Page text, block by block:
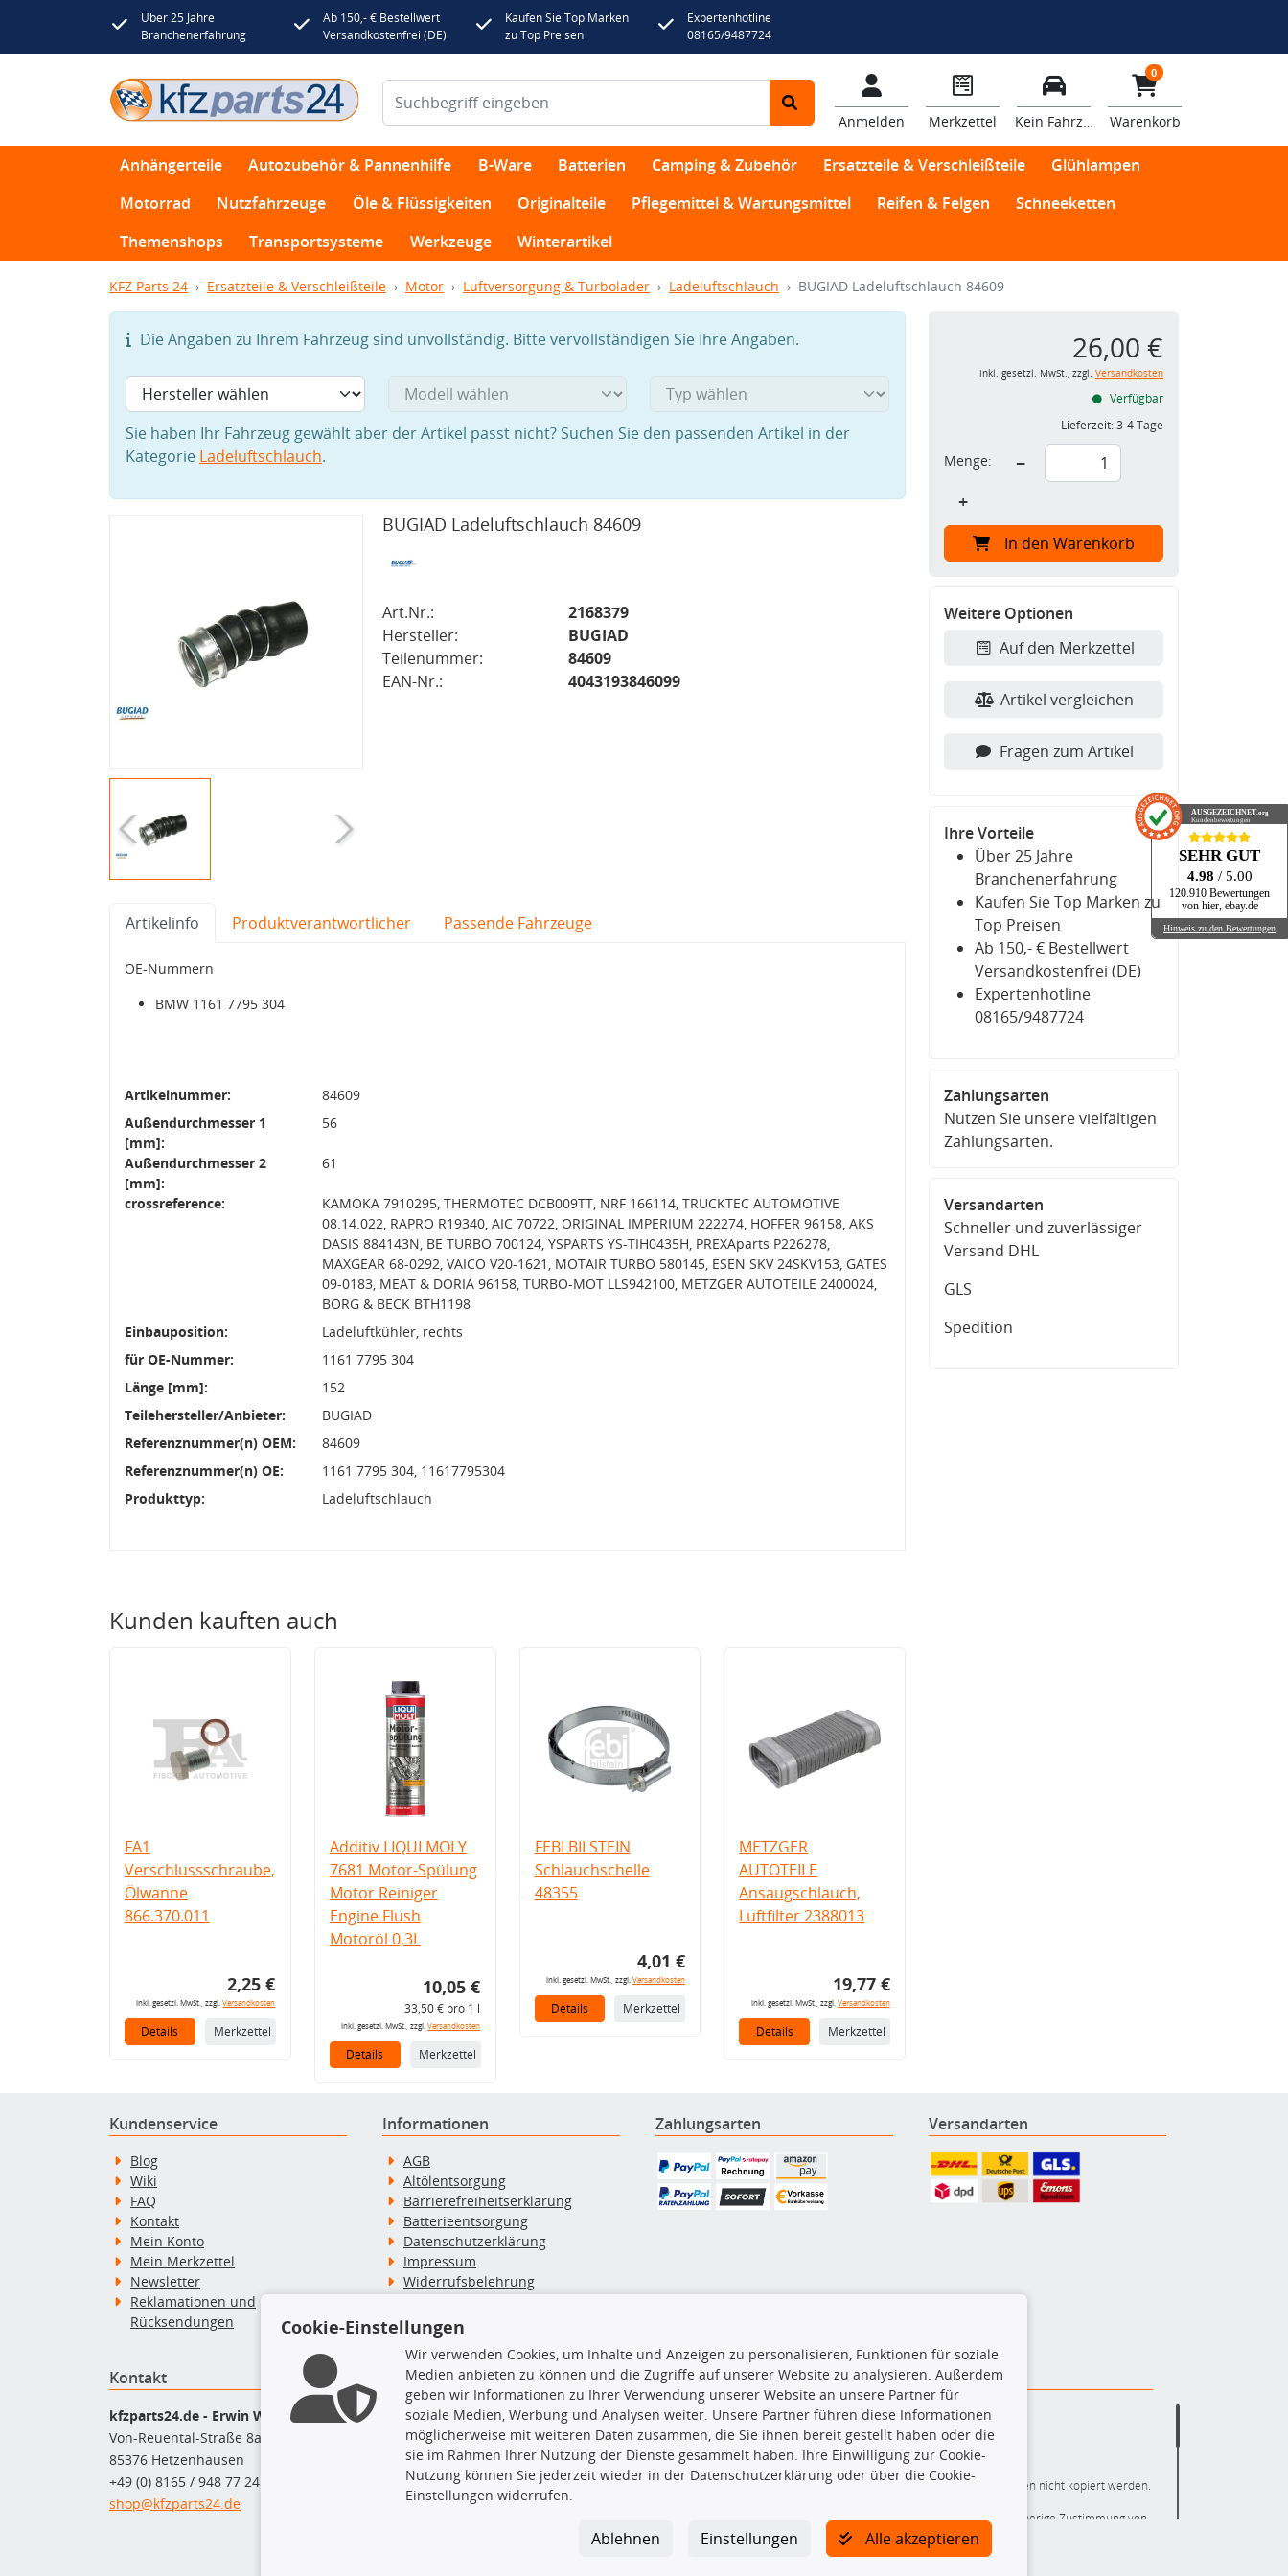
Über 25 Jahre
Branchenerfahrung
Ab 150,- € Bestellwert
Versandkostenfrei (DE)
Kaufen Sie Top Marken
zu Top Preisen
Expertenhotline
08165/9487724
Anmelden Merkzettel Kein Fahrzeug
0
Warenkorb
Anhängerteile Autozubehör & Pannenhilfe B-Ware Batterien Camping & Zubehör Ersatzteile & Verschleißteile
Glühlampen
Motorrad
Nutzfahrzeuge Öle & Flüssigkeiten Originalteile Pflegemittel & Wartungsmittel Reifen & Felgen
Schneeketten
Themenshops
Transportsysteme Werkzeuge Winterartikel
KFZ Parts 24 Ersatzteile & Verschleißteile Motor Luftversorgung & Turbolader Ladeluftschlauch BUGIAD Ladeluftschlauch 84609
Die Angaben zu Ihrem Fahrzeug sind unvollständig. Bitte vervollständigen Sie Ihre Angaben.
Sie haben Ihr Fahrzeug gewählt aber der Artikel passt nicht? Suchen Sie den passenden Artikel in der
Kategorie Ladeluftschlauch.
BUGIAD Ladeluftschlauch 84609
Art.Nr.:
2168379
Hersteller:
BUGIAD
Teilenummer:
84609
EAN-Nr.:
4043193846099
Artikelinfo Produktverantwortlicher Passende Fahrzeuge
OE-Nummern
BMW 1161 7795 304
Artikelnummer:
84609
Außendurchmesser 1
[mm]:
56
Außendurchmesser 2
[mm]:
61
crossreference:
KAMOKA 7910295, THERMOTEC DCB009TT, NRF 166114, TRUCKTEC AUTOMOTIVE
08.14.022, RAPRO R19340, AIC 70722, ORIGINAL IMPERIUM 222274, HOFFER 96158, AKS
DASIS 884143N, BE TURBO 700124, YSPARTS YS-TIH0435H, PREXAparts P226278,
MAXGEAR 68-0292, VAICO V20-1621, MOTAIR TURBO 580145, ESEN SKV 24SKV153, GATES
09-0183, MEAT & DORIA 96158, TURBO-MOT LLS942100, METZGER AUTOTEILE 2400024,
BORG & BECK BTH1198
Einbauposition:
Ladeluftkühler, rechts
für OE-Nummer:
1161 7795 304
Länge [mm]:
152
Teilehersteller/Anbieter:
BUGIAD
Referenznummer(n) OEM:
84609
Referenznummer(n) OE:
1161 7795 304, 11617795304
Produkttyp:
Ladeluftschlauch
Kunden kauften auch
FA1
Verschlussschraube,
Ölwanne
866.370.011
2,25 €
inkl. gesetzl. MwSt., zzgl.Versandkosten
Details Merkzettel
Additiv LIQUI MOLY
7681 Motor-Spülung
Motor Reiniger
Engine Flush
Motoröl 0,3L
10,05 €
33,50 € pro 1 l
inkl. gesetzl. MwSt., zzgl.Versandkosten
Details Merkzettel
FEBI BILSTEIN
Schlauchschelle
48355
4,01 €
inkl. gesetzl. MwSt., zzgl. Versandkosten
Details Merkzettel
METZGER
AUTOTEILE
Ansaugschlauch,
Luftfilter 2388013
19,77 €
inkl. gesetzl. MwSt., zzgl. Versandkosten
Details Merkzettel
26,00 €
inkl. gesetzl. MwSt., zzgl. Versandkosten
Verfügbar
Lieferzeit:3-4 Tage
Menge:
−
+
In den Warenkorb
Weitere Optionen
Auf den Merkzettel
Artikel vergleichen
Fragen zum Artikel
Ihre Vorteile
Über 25 Jahre
Branchenerfahrung
Kaufen Sie Top Marken zu
Top Preisen
Ab 150,- € Bestellwert
Versandkostenfrei (DE)
Expertenhotline
08165/9487724
Zahlungsarten
Nutzen Sie unsere vielfältigen
Zahlungsarten.
Versandarten
Schneller und zuverlässiger
Versand DHL
GLS
Spedition
Kundenservice
Blog
Wiki
FAQ
Kontakt
Mein Konto
Mein Merkzettel
Newsletter
Reklamationen und
Rücksendungen
Informationen
AGB
Altölentsorgung
Barrierefreiheitserklärung
Batterieentsorgung
Datenschutzerklärung
Impressum
Widerrufsbelehrung
Zahlung & Versand
Zahlungsarten Versandarten
Kontakt
kfzparts24.de - Erwin Weber GmbH
Von-Reuental-Straße 8a
85376 Hetzenhausen
+49 (0) 8165 / 948 77 24
shop@kfzparts24.de
Top Produkte
Dachboxen
Dachgrundträger
Ersatzteile
Fahrradträger
Motoröle
TecDoc Inside
Die hier angezeigten Daten insbesondere die gesamte Datenbank dürfen nicht kopiert werden.
Es ist zu unterlassen, die Daten oder die gesamte Datenbank ohne vorherige Zustimmung von
TecDoc zu vervielfältigen, zu verbreiten und/oder diese Handlungen durch Dritte ausführen zu
lassen. Ein Zuwiderhandeln stellt eine Urheberrechtsverletzung dar und wird verfolgt.
Cookie-Einstellungen
Wir verwenden Cookies, um Inhalte und Anzeigen zu personalisieren, Funktionen für soziale
Medien anbieten zu können und die Zugriffe auf unserer Website zu analysieren. Außerdem
geben wir Informationen zu Ihrer Verwendung unserer Website an unsere Partner für
soziale Medien, Werbung und Analysen weiter. Unsere Partner führen diese Informationen
möglicherweise mit weiteren Daten zusammen, die Sie ihnen bereit gestellt haben oder die
sie im Rahmen Ihrer Nutzung der Dienste gesammelt haben. Ihre Einwilligung zur Cookie-
Nutzung können Sie jederzeit wieder in der Datenschutzerklärung oder über die Cookie-
Einstellungen widerrufen.
Alle akzeptieren
Einstellungen
Ablehnen
AUSGEZEICHNET.org
Kundenbewertungen
SEHR GUT
4.98 / 5.00
120.910 Bewertungen
von hier, ebay.de
Hinweis zu den Bewertungen